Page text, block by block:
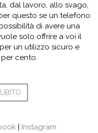
dal lavoro, allo svago,
questo se un telefono
di avere una
solo offrire a voi il
un utilizzo sicuro e
cento.
|
Instagram